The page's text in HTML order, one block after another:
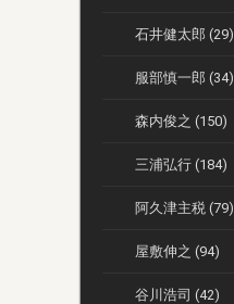
石井健太郎 (29)
服部慎一郎 (34)
森内俊之 (150)
三浦弘行 (184)
阿久津主税 (79)
屋敷伸之 (94)
谷川浩司 (42)